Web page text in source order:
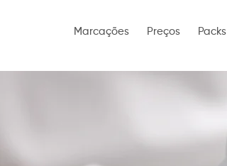
Marcações Preços Packs